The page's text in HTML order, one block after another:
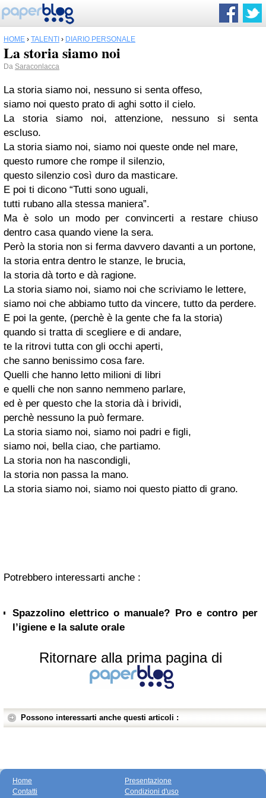
HOME › TALENTI › DIARIO PERSONALE
La storia siamo noi
Da Saraconlacca
La storia siamo noi, nessuno si senta offeso,
siamo noi questo prato di aghi sotto il cielo.
La storia siamo noi, attenzione, nessuno si senta
escluso.
La storia siamo noi, siamo noi queste onde nel mare,
questo rumore che rompe il silenzio,
questo silenzio così duro da masticare.
E poi ti dicono “Tutti sono uguali,
tutti rubano alla stessa maniera”.
Ma è solo un modo per convincerti a restare chiuso
dentro casa quando viene la sera.
Però la storia non si ferma davvero davanti a un portone,
la storia entra dentro le stanze, le brucia,
la storia dà torto e dà ragione.
La storia siamo noi, siamo noi che scriviamo le lettere,
siamo noi che abbiamo tutto da vincere, tutto da perdere.
E poi la gente, (perchè è la gente che fa la storia)
quando si tratta di scegliere e di andare,
te la ritrovi tutta con gli occhi aperti,
che sanno benissimo cosa fare.
Quelli che hanno letto milioni di libri
e quelli che non sanno nemmeno parlare,
ed è per questo che la storia dà i brividi,
perchè nessuno la può fermare.
La storia siamo noi, siamo noi padri e figli,
siamo noi, bella ciao, che partiamo.
La storia non ha nascondigli,
la storia non passa la mano.
La storia siamo noi, siamo noi questo piatto di grano.
Potrebbero interessarti anche :
Spazzolino elettrico o manuale? Pro e contro per
l’igiene e la salute orale
Ritornare alla prima pagina di
Possono interessarti anche questi articoli :
Home
Contatti
Presentazione
Condizioni d'uso